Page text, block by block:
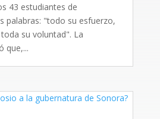
43 estudiantes de
palabras: "todo su esfuerzo,
su voluntad". La
que,...